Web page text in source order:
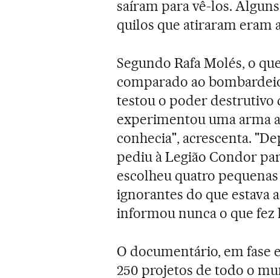
saíram para vê-los.
quilos que atiraram eram
Segundo Rafa Molés, o
comparado ao
testou o poder destrutivo
experimentou uma arma
conhecia", acrescenta.
pediu à Legião Condor
escolheu quatro
ignorantes do que estava
informou nunca o que fez
O documentário, em fase
250 projetos de todo o